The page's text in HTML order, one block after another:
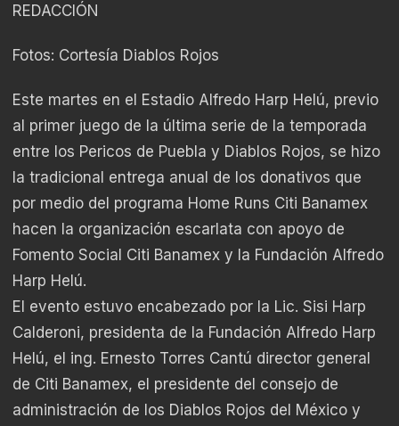
REDACCIÓN
Fotos: Cortesía Diablos Rojos
Este martes en el Estadio Alfredo Harp Helú, previo
al primer juego de la última serie de la temporada
entre los Pericos de Puebla y Diablos Rojos, se hizo
la tradicional entrega anual de los donativos que
por medio del programa Home Runs Citi Banamex
hacen la organización escarlata con apoyo de
Fomento Social Citi Banamex y la Fundación Alfredo
Harp Helú.
El evento estuvo encabezado por la Lic. Sisi Harp
Calderoni, presidenta de la Fundación Alfredo Harp
Helú, el ing. Ernesto Torres Cantú director general
de Citi Banamex, el presidente del consejo de
administración de los Diablos Rojos del México y